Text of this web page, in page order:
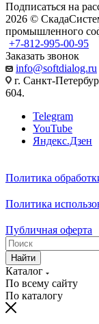
Подписаться на
2026 ©
промышленного
+7-812-995-00-95
Заказать звонок
info@softdialog.ru
г. Санкт-
604.
Telegram
YouTube
Яндекс.Дзен
Политика
Политика
Публичная оферта
Найти
Каталог
По всему сайту
По каталогу